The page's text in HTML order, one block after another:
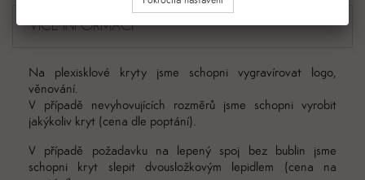
VÍCE INFORMACÍ
Na plexisklové kryty jsme schopni vygravírovat logo,
věnování.
V případě nevyhovujících rozměrů jsme schopni vyrobit
jakýkoliv kryt (cena dle poptání).
V případě požadavku na lepený spoj bez bublin jsme
schopni kryt slepit dvousložkovým lepidlem (cena na